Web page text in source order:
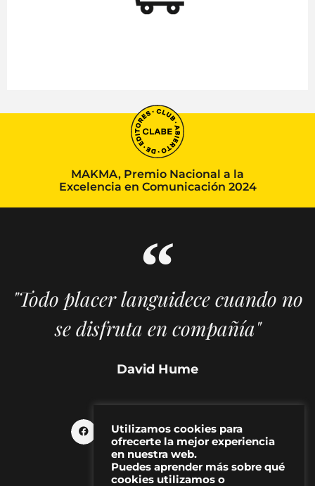
MAKMA, Premio Nacional a la
Excelencia en Comunicación 2024
"Todo placer languidece cuando no
se disfruta en compañía"
David Hume
Utilizamos cookies para
ofrecerte la mejor experiencia
en nuestra web.
Puedes aprender más sobre qué
cookies utilizamos o